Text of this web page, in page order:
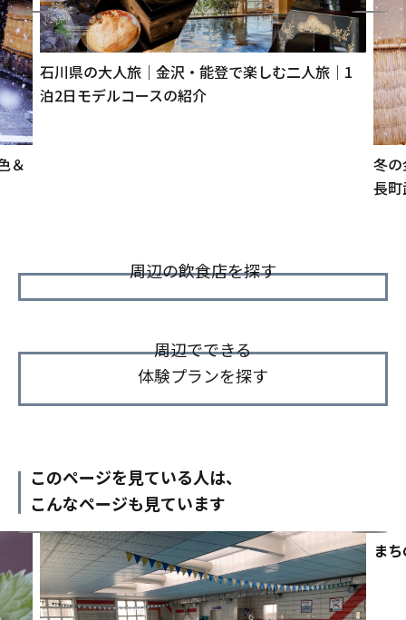
＆
石川県の大人旅｜金沢・能登で楽しむ二人旅｜1
泊2日モデルコースの紹介
冬
長
周辺の飲食店を探す
周辺でできる
体験プランを探す
このページを見ている人は、
こんなページも見ています
ま